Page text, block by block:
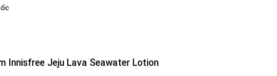
Innisfree Jeju Lava Seawater Lotion